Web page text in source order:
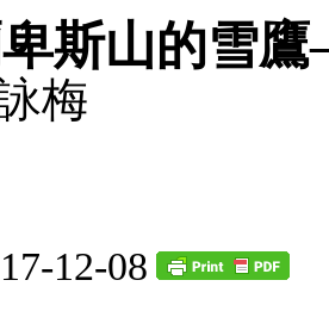
卑斯山的雪
梅
12-08